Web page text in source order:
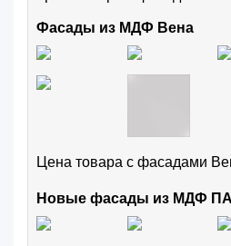
Фасады из МДФ Вена
Цена товара с фасадами
Новые фасады из МДФ